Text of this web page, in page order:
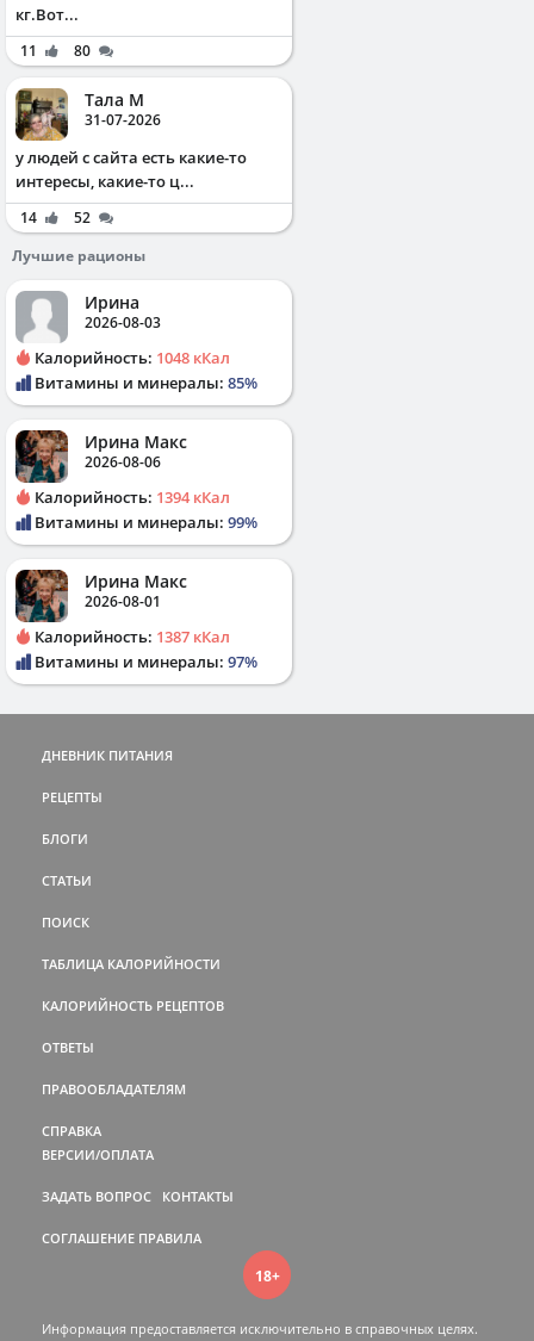
кг.Вот...
11 80
Тала М
31-07-2026
у людей с сайта есть какие-то
интересы, какие-то ц...
14
52
Лучшие рационы
Ирина
2026-08-03
Калорийность: 1048 кКал
Витамины и минералы: 85%
Ирина Макс
2026-08-06
Калорийность: 1394 кКал
Витамины и минералы: 99%
Ирина Макс
2026-08-01
Калорийность: 1387 кКал
Витамины и минералы: 97%
ДНЕВНИК ПИТАНИЯ
РЕЦЕПТЫ
БЛОГИ
СТАТЬИ
ПОИСК
ТАБЛИЦА КАЛОРИЙНОСТИ
КАЛОРИЙНОСТЬ РЕЦЕПТОВ
ОТВЕТЫ
ПРАВООБЛАДАТЕЛЯМ
СПРАВКА
ВЕРСИИ/ОПЛАТА
ЗАДАТЬ ВОПРОС КОНТАКТЫ
СОГЛАШЕНИЕ ПРАВИЛА
18+
Информация предоставляется исключительно в справочных целях.